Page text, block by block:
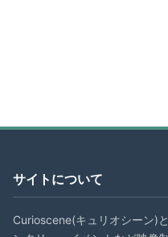
サイトについて
Curioscene(キュリオシーン)